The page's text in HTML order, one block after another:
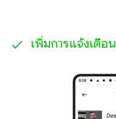
เพิ่มการแจ้งเตือน